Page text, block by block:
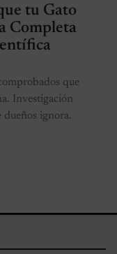
tu Gato
Completa
que
Investigación
dueños ignora.